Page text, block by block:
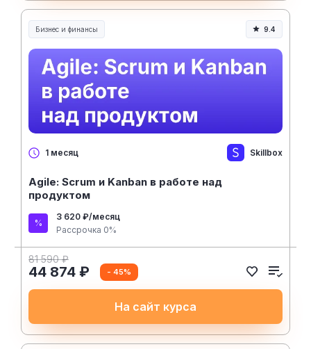
Бизнес и финансы 9.4
1 месяц Skillbox
Agile: Scrum и Kanban в работе над
продуктом
3 620 ₽/месяц
Рассрочка 0%
81 590 ₽
44 874 ₽ - 45%
На сайт курса